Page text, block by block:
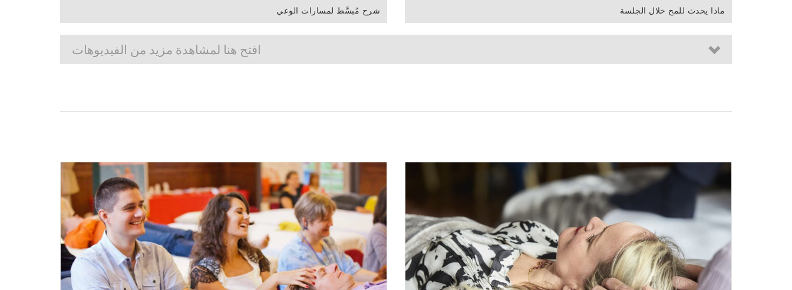
شرح مُبسَّط لمسارات الوعي ماذا يحدث للمخ خلال الجلسة
افتح هنا لمشاهدة مزيد من الفيديوهات